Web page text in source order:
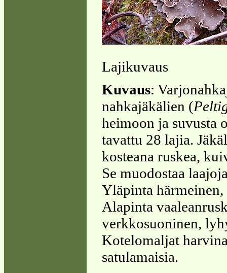
Lajikuvaus
Kuvaus:
nahkajäkälien (
heimoon ja suvusta
tavattu 28 lajia.
kosteana ruskea,
Se muodostaa
Yläpinta härmeinen,
Alapinta
verkkosuoninen,
Kotelomaljat
satulamaisia.